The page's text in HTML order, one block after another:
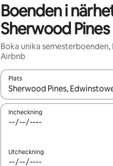
Boenden i
Sherwood Pines
Boka unika semesterboenden,
Airbnb
Plats
När resultaten är tillgängliga
Incheckning
Utcheckning